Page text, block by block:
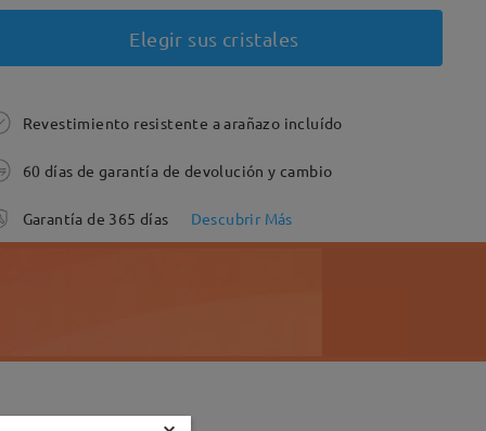
Elegir sus cristales
Revestimiento resistente a arañazo incluído
60 días de garantía de devolución y cambio
Garantía de 365 días Descubrir Más